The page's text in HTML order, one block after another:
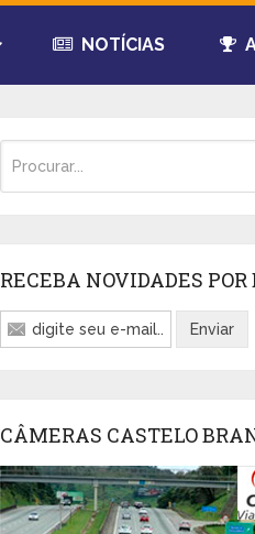
NOTÍCIAS
RECEBA NOVIDADES
CÂMERAS CASTELO